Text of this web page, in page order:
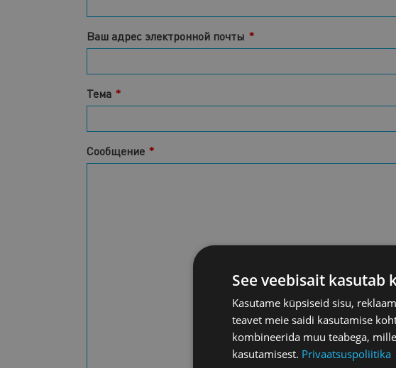
Ваш адрес электронной почты
Тема
Сообщение
See veebisait kasutab
Kasutame küpsiseid sisu,
teavet meie saidi kasutamise
kombineerida muu teabega,
kasutamisest. Privaatsuspoliitika